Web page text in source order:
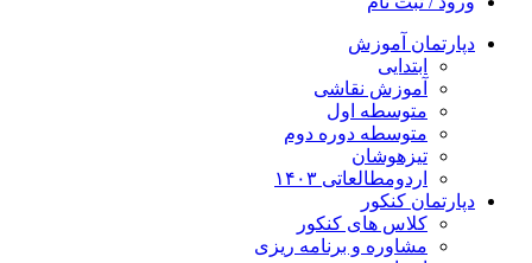
دپارتمان آموزش
ابتدایی
آموزش نقاشی
متوسطه اول
متوسطه دوره دوم
تیزهوشان
اردومطالعاتی ۱۴۰۳
دپارتمان کنکور
کلاس های کنکور
مشاوره و برنامه ریزی